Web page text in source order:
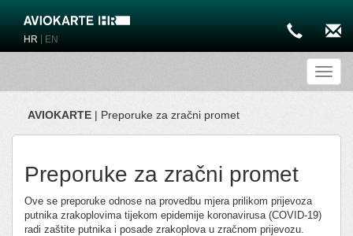
HR EN
AVIOKARTE | Preporuke za zračni promet
Preporuke za zračni promet
Ove se preporuke odnose na provedbu mjera prilikom prijevoza
putnika zrakoplovima tijekom epidemije koronavirusa (COVID-19)
radi zaštite putnika i posade zrakoplova u zračnom prijevozu.